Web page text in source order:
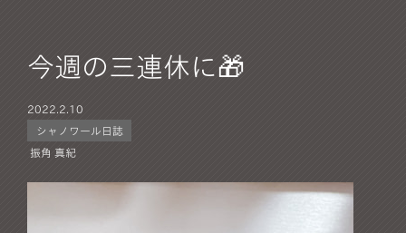
今週の三連休に🎁
2022. 2.10
シャノワール日誌
振角 真紀